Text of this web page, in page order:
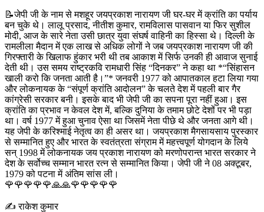
📝जेपी जी के नाम से मशहूर जयप्रकाश नारायण जी घर-घर में क्रांति का पर्याय
बन चुके थे। लालू प्रसाद, नीतीश कुमार, रामविलास पासवान या फिर सुशील
मोदी, आज के सारे नेता उसी छात्र युवा संघर्ष वाहिनी का हिस्सा थे। दिल्ली के
रामलीला मैदान में एक लाख से अधिक लोगों ने जब जयप्रकाश नारायण जी की
गिरफ्तारी के खिलाफ हुंकार भरी थी तब आकाश में सिर्फ उनकी ही आवाज सुनाई
देती थी। उस समय राष्ट्रकवि रामधारी सिंह “दिनकर” ने कहा था *“सिंहासन
खाली करो कि जनता आती है।”* जनवरी 1977 को आपातकाल हटा लिया गया
और लोकनायक के “संपूर्ण क्रांति आदोलन” के चलते देश में पहली बार गैर
कांग्रेसी सरकार बनी। इसके बाद भी जेपी जी का सपना पूरा नहीं हुआ। इस
क्रांति का प्रभाव न केवल देश में, बल्कि दुनिया के तमाम छोटे देशों पर भी पड़ा
था। वर्ष 1977 में हुआ चुनाव ऐसा था जिसमें नेता पीछे थे और जनता आगे थी।
यह जेपी के करिश्माई नेतृत्व का ही असर था। जयप्रकाश मैगसायसाय पुरस्कार
से सम्मानित हुए और भारत के स्वतंत्रता संग्राम में महत्त्वपूर्ण योगदान के लिये
सन् 1998 में लोकनायक जय प्रकाश नारायण को मरणोपरान्त भारत सरकार ने
देश के सर्वोच्च सम्मान भारत रत्न से सम्मानित किया। जेपी जी ने 08 अक्टूबर,
1979 को पटना में अंतिम सांस ली।
🌹🌹🌹🌹🌹🙏🙏🌹🌹🌹🌹🌹
✍️ राकेश कुमार